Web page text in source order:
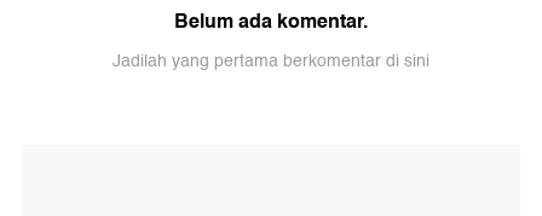
Belum ada komentar.
Jadilah yang pertama berkomentar di sini